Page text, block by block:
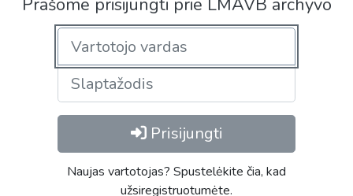
Prašome prisijungti prie LMAVB archyvo
Prisijungti
Naujas vartotojas? Spustelėkite čia, kad
užsiregistruotumėte.